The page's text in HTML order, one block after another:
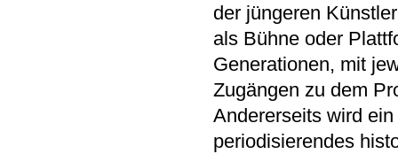
der jüngeren
als Bühne oder
Generationen, mit
Zugängen zu dem
Andererseits wird
periodisierendes